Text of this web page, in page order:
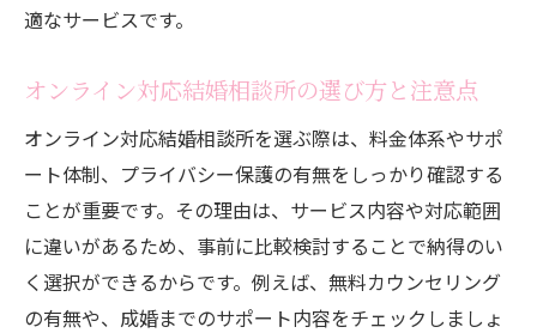
適なサービスです。
オンライン対応結婚相談所の選び方と注意点
オンライン対応結婚相談所を選ぶ際は、料金体系やサポ
ート体制、プライバシー保護の有無をしっかり確認する
ことが重要です。その理由は、サービス内容や対応範囲
に違いがあるため、事前に比較検討することで納得のい
く選択ができるからです。例えば、無料カウンセリング
の有無や、成婚までのサポート内容をチェックしましょ